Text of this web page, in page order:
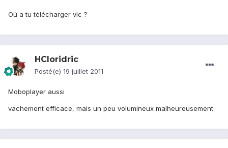
Où a tu télécharger vlc ?
HCloridric
Posté(e) 19 juillet 2011
Moboplayer aussi
vachement efficace, mais un peu volumineux malheureusement